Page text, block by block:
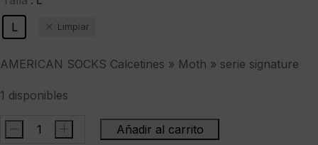
L
Limpiar
AMERICAN SOCKS Calcetines » Moth » serie signature
1 disponibles
AMERICAN
- + Añadir al carrito